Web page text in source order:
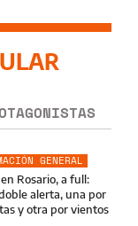
GENERAL
Rosario, a full:
alerta, una por
y otra por vientos